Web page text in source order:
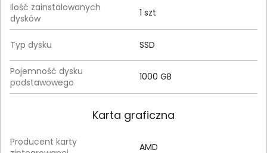
Ilość zainstalowanych
dysków
1 szt
Typ dysku SSD
Pojemność dysku
podstawowego
1000 GB
Karta graficzna
Producent karty
AMD